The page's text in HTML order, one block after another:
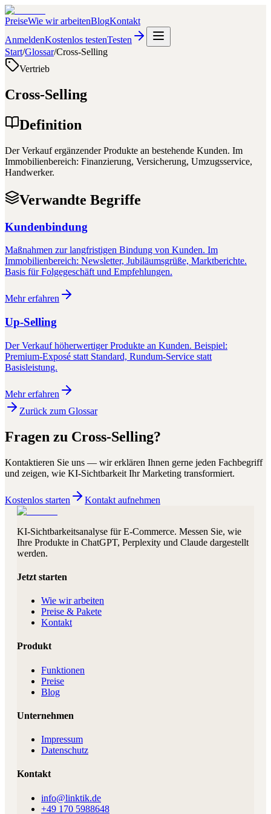
PreiseWie wir arbeitenBlogKontakt
AnmeldenKostenlos testenTesten
Start/Glossar/Cross-Selling
Vertrieb
Cross-Selling
Definition
Der Verkauf ergänzender Produkte an bestehende Kunden. Im
Immobilienbereich: Finanzierung, Versicherung, Umzugsservice,
Handwerker.
Verwandte Begriffe
Kundenbindung
Maßnahmen zur langfristigen Bindung von Kunden. Im
Immobilienbereich: Newsletter, Jubiläumsgrüße, Marktberichte.
Basis für Folgegeschäft und Empfehlungen.
Mehr erfahren
Up-Selling
Der Verkauf höherwertiger Produkte an Kunden. Beispiel:
Premium-Exposé statt Standard, Rundum-Service statt
Basisleistung.
Mehr erfahren
Zurück zum Glossar
Fragen zu Cross-Selling?
Kontaktieren Sie uns — wir erklären Ihnen gerne jeden Fachbegriff
und zeigen, wie KI-Sichtbarkeit Ihr Marketing transformiert.
Kostenlos starten Kontakt aufnehmen
KI-Sichtbarkeitsanalyse für E-Commerce. Messen Sie, wie
Ihre Produkte in ChatGPT, Perplexity und Claude dargestellt
werden.
Jetzt starten
Wie wir arbeiten
Preise & Pakete
Kontakt
Produkt
Funktionen
Preise
Blog
Unternehmen
Impressum
Datenschutz
Kontakt
info@linktik.de
+49 170 5988648